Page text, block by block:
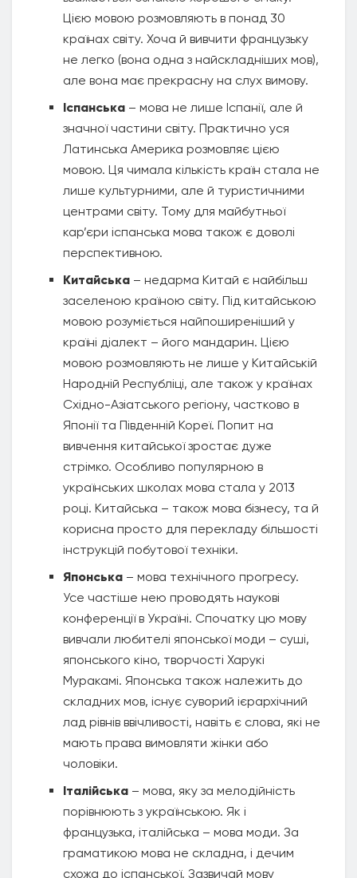
Цією мовою розмовляють в понад 30
країнах світу. Хоча й вивчити французьку
не легко (вона одна з найскладніших мов),
але вона має прекрасну на слух вимову.
Іспанська – мова не лише Іспанії, але й
значної частини світу. Практично уся
Латинська Америка розмовляє цією
мовою. Ця чимала кількість країн стала не
лише культурними, але й туристичними
центрами світу. Тому для майбутньої
кар’єри іспанська мова також є доволі
перспективною.
Китайська – недарма Китай є найбільш
заселеною країною світу. Під китайською
мовою розуміється найпоширеніший у
країні діалект – його мандарин. Цією
мовою розмовляють не лише у Китайській
Народній Республіці, але також у країнах
Східно-Азіатського регіону, частково в
Японії та Південній Кореї. Попит на
вивчення китайської зростає дуже
стрімко. Особливо популярною в
українських школах мова стала у 2013
році. Китайська – також мова бізнесу, та й
корисна просто для перекладу більшості
інструкцій побутової техніки.
Японська – мова технічного прогресу.
Усе частіше нею проводять наукові
конференції в Україні. Спочатку цю мову
вивчали любителі японської моди – суші,
японського кіно, творчості Харукі
Муракамі. Японська також належить до
складних мов, існує суворий ієрархічний
лад рівнів ввічливості, навіть є слова, які не
мають права вимовляти жінки або
чоловіки.
Італійська – мова, яку за мелодійність
порівнюють з українською. Як і
французька, італійська – мова моди. За
граматикою мова не складна, і дечим
схожа до іспанської. Зазвичай мову